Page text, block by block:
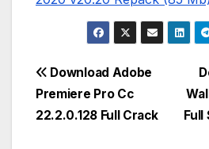
Post
navigation
Download Adobe
Premiere Pro Cc
22.2.0.128 Full Crack